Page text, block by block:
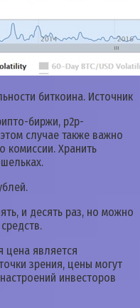
биткоина. Источник
биржи, p2p-
случае также важно
комиссии. Хранить
и десять раз, но можно
цена является
зрения, цены могут
инвесторов